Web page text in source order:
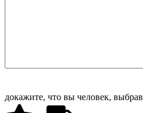
докажите, что вы человек, выбрав